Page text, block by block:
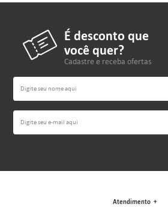
É desconto que
você quer?
Cadastre e receba ofertas
Atendimento